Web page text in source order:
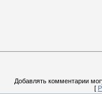
Добавлять комментарии
[